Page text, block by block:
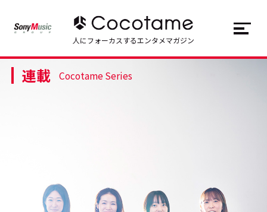
トップ Top
Cocotameとは About
JP EN
人にフォーカスするエンタメマガジン
連載 Cocotame Series